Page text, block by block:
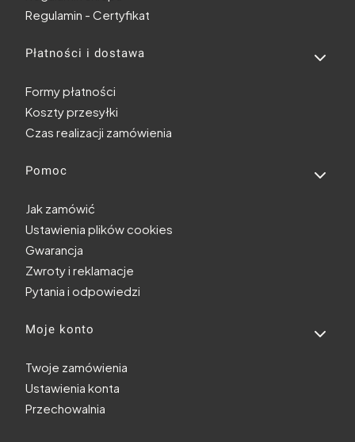
Regulamin - Certyfikat
Płatności i dostawa
Formy płatności
Koszty przesyłki
Czas realizacji zamówienia
Pomoc
Jak zamówić
Ustawienia plików cookies
Gwarancja
Zwroty i reklamacje
Pytania i odpowiedzi
Moje konto
Twoje zamówienia
Ustawienia konta
Przechowalnia